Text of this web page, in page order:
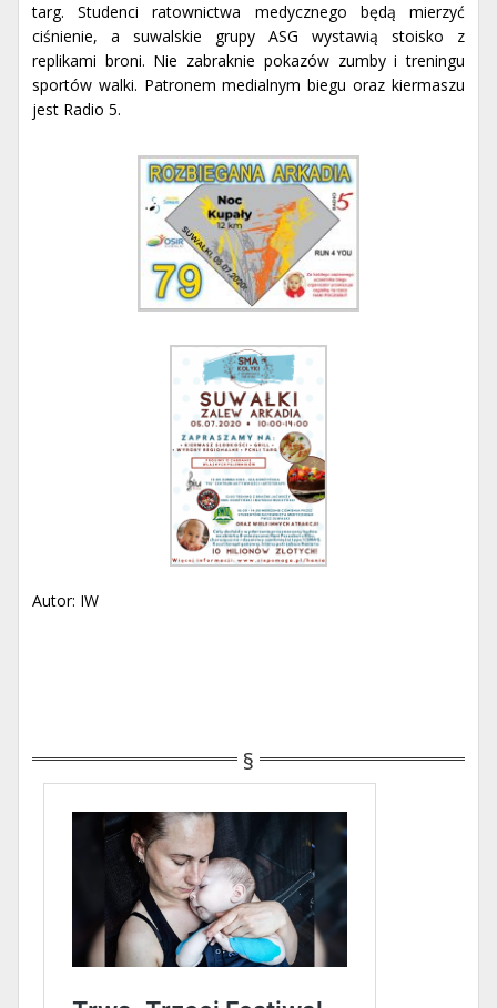
targ. Studenci ratownictwa medycznego będą mierzyć
ciśnienie, a suwalskie grupy ASG wystawią stoisko z
replikami broni. Nie zabraknie pokazów zumby i treningu
sportów walki. Patronem medialnym biegu oraz kiermaszu
jest Radio 5.
Autor: IW